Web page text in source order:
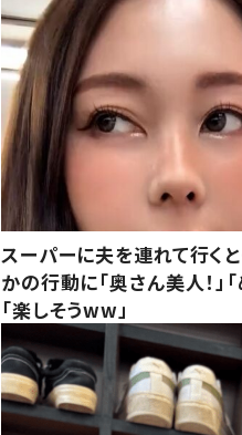
スーパーに夫を連れて行く
かの行動に「奥さん美人！」
「楽しそうww」